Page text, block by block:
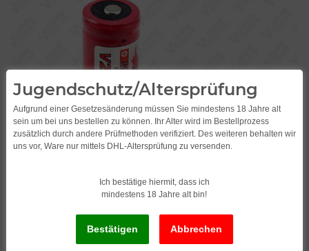
Jugendschutz/Altersprüfung
Aufgrund einer Gesetzesänderung müssen Sie mindestens 18 Jahre alt
sein um bei uns bestellen zu können. Ihr Alter wird im Bestellprozess
zusätzlich durch andere Prüfmethoden verifiziert. Des weiteren behalten wir
uns vor, Ware nur mittels DHL-Altersprüfung zu versenden.
Ich bestätige hiermit, dass ich
mindestens 18 Jahre alt bin!